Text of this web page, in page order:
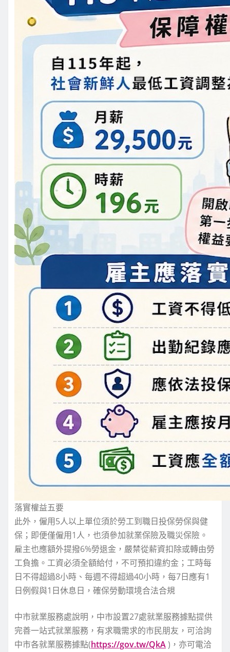
落實權益五要
此外，僱用5人以上單位須於勞工到職日投保勞保與健
保；即便僅僱用1人，也須參加就業保險及職災保險。
雇主也應額外提撥6%勞退金，嚴禁從薪資扣除或轉由勞
工負擔。工資必須全額給付，不可預扣違約金；工時每
日不得超過8小時、每週不得超過40小時，每7日應有1
日例假與1日休息日，確保勞動環境合法合規
中市就業服務處說明，中市設置27處就業服務據點提供
完善一站式就業服務，有求職需求的市民朋友，可洽詢
中市各就業服務據點(https://gov.tw/QkA)，亦可電洽